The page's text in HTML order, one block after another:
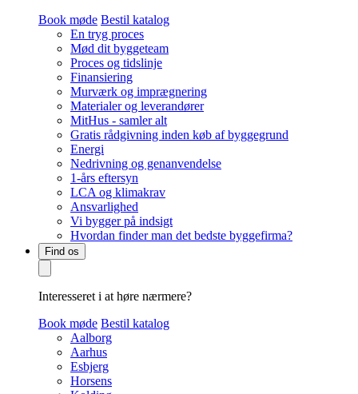
Book møde Bestil katalog
En tryg proces
Mød dit byggeteam
Proces og tidslinje
Finansiering
Murværk og imprægnering
Materialer og leverandører
MitHus - samler alt
Gratis rådgivning inden køb af byggegrund
Energi
Nedrivning og genanvendelse
1-års eftersyn
LCA og klimakrav
Ansvarlighed
Vi bygger på indsigt
Hvordan finder man det bedste byggefirma?
Find os
Interesseret i at høre nærmere?
Book møde Bestil katalog
Aalborg
Aarhus
Esbjerg
Horsens